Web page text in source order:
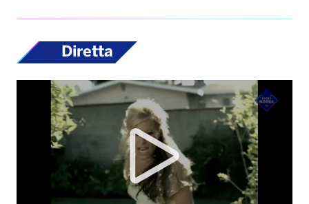
Diretta